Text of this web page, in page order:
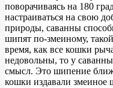
поворачиваясь на 180
настраиваться на свою
природы, саванны
шипят по-змеиному,
время, как все кошки
недовольны, то у
смысл. Это шипение
кошки издавали